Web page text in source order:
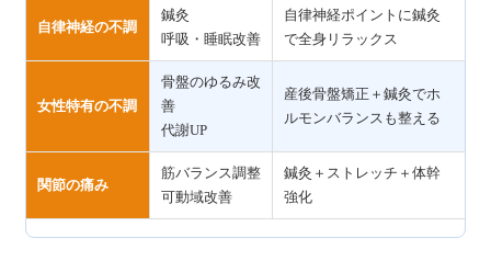
自律神経の不調
鍼灸
呼吸・睡眠改善
自律神経ポイントに鍼灸
で全身リラックス
女性特有の不調
骨盤のゆるみ改
善
代謝UP
産後骨盤矯正＋鍼灸でホ
ルモンバランスも整える
関節の痛み
筋バランス調整
可動域改善
鍼灸＋ストレッチ＋体幹
強化